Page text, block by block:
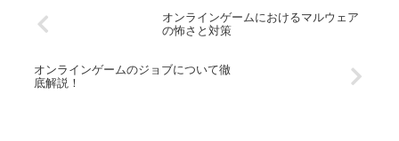
オンラインゲームにおけるマルウェア
の怖さと対策
オンラインゲームのジョブについて徹
底解説！